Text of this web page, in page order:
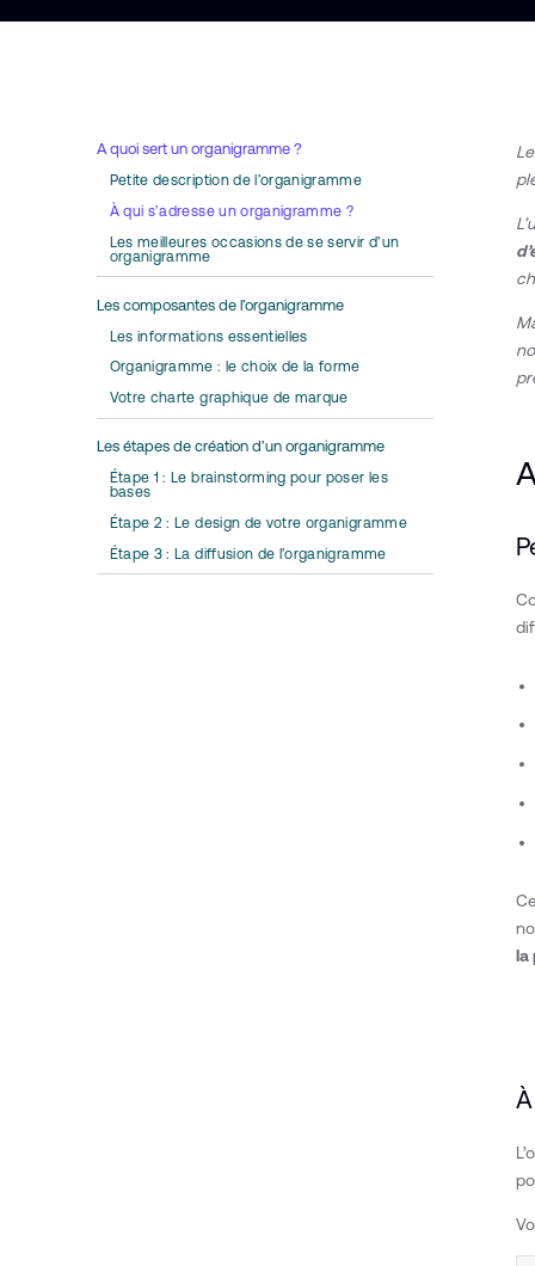
A quoi sert un organigramme ?
Petite description de l’organigramme
À qui s’adresse un organigramme ?
Les meilleures occasions de se servir d’un
organigramme
Les composantes de l’organigramme
Les informations essentielles
Organigramme : le choix de la forme
Votre charte graphique de marque
Les étapes de création d’un organigramme
Étape 1 : Le brainstorming pour poser les
bases
Étape 2 : Le design de votre organigramme
Étape 3 : La diffusion de l’organigramme
la